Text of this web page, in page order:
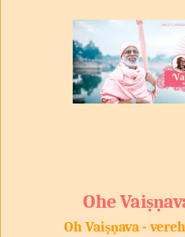
Ohe
Oh Vaiṣṇava -